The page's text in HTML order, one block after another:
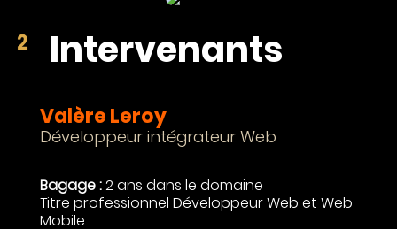
Intervenants
Valère Leroy
Développeur intégrateur Web
Bagage :2 ans dans le domaine
Titre professionnel Développeur Web et Web
Mobile.